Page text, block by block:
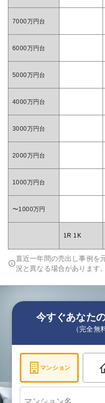
7000万円台
6000万円台
5000万円台
4000万円台
3000万円台
2000万円台
1000万円台
〜1000万円
1R 1K
直近一年間の売出し事例を
況と異なる場合があります。
今すぐあなた
（完全無
マンション